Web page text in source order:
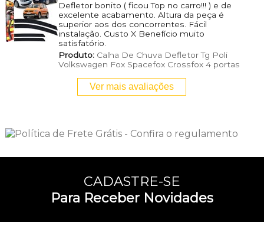
Defletor bonito ( ficou Top no carro!!! ) e de
excelente acabamento. Altura da peça é
superior aos dos concorrentes. Fácil
instalação. Custo X Benefício muito
satisfatório.
Produto:Calha De Chuva Defletor Tg Poli
Volkswagen Fox Spacefox Crossfox 4 portas
Ver mais avaliações
CADASTRE-SE
Para Receber Novidades